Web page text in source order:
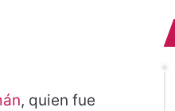
, quien fue